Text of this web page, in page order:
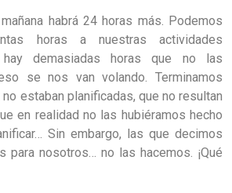
habrá 24 horas más. Podemos
horas a nuestras actividades
hay demasiadas horas que no las
se nos van volando. Terminamos
estaban planificadas, que no resultan
en realidad no las hubiéramos hecho
Sin embargo, las que decimos
para nosotros… no las hacemos. ¡Qué